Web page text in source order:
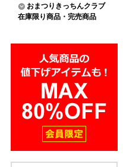
おまつりきっちんクラブ
在庫限り商品・完売商品